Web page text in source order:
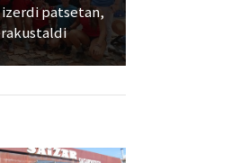
izerdi patsetan,